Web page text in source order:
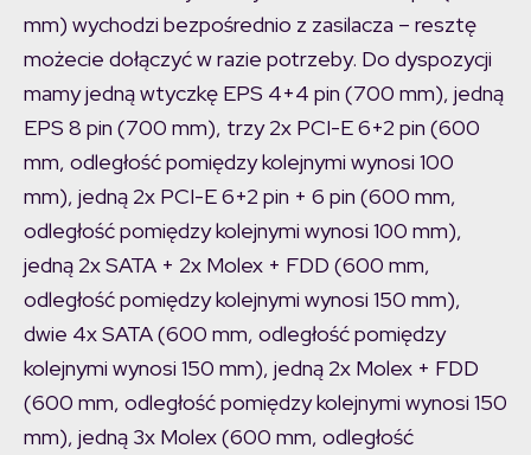
mm) wychodzi bezpośrednio z zasilacza – resztę
możecie dołączyć w razie potrzeby. Do dyspozycji
mamy jedną wtyczkę EPS 4+4 pin (700 mm), jedną
EPS 8 pin (700 mm), trzy 2x PCI-E 6+2 pin (600
mm, odległość pomiędzy kolejnymi wynosi 100
mm), jedną 2x PCI-E 6+2 pin + 6 pin (600 mm,
odległość pomiędzy kolejnymi wynosi 100 mm),
jedną 2x SATA + 2x Molex + FDD (600 mm,
odległość pomiędzy kolejnymi wynosi 150 mm),
dwie 4x SATA (600 mm, odległość pomiędzy
kolejnymi wynosi 150 mm), jedną 2x Molex + FDD
(600 mm, odległość pomiędzy kolejnymi wynosi 150
mm), jedną 3x Molex (600 mm, odległość